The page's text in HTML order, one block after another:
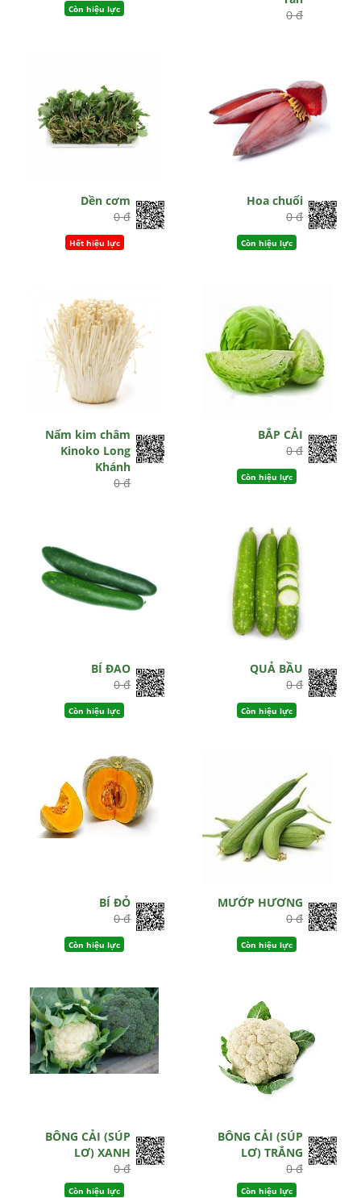
Còn hiệu lực
0 đ
Dền cơm
0 đ
Hết hiệu lực
Hoa chuối
0 đ
Còn hiệu lực
Nấm kim châm
Kinoko Long
Khánh
0 đ
BẮP CẢI
0 đ
Còn hiệu lực
BÍ ĐAO
0 đ
Còn hiệu lực
QUẢ BẦU
0 đ
Còn hiệu lực
BÍ ĐỎ
0 đ
Còn hiệu lực
MƯỚP HƯƠNG
0 đ
Còn hiệu lực
BÔNG CẢI (SÚP
LƠ) XANH
0 đ
Còn hiệu lực
BÔNG CẢI (SÚP
LƠ) TRẮNG
0 đ
Còn hiệu lực